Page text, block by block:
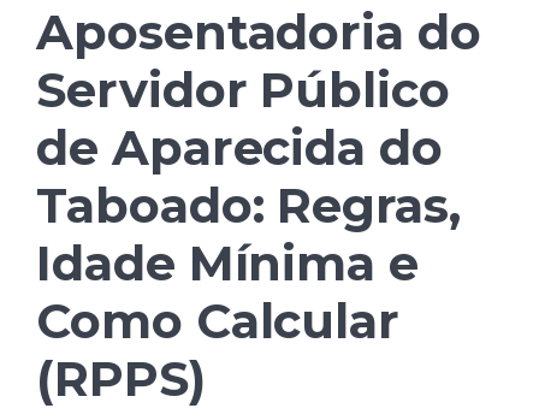
Aposentadoria do
Servidor Público
de Aparecida do
Taboado: Regras,
Idade Mínima e
Como Calcular
(RPPS)